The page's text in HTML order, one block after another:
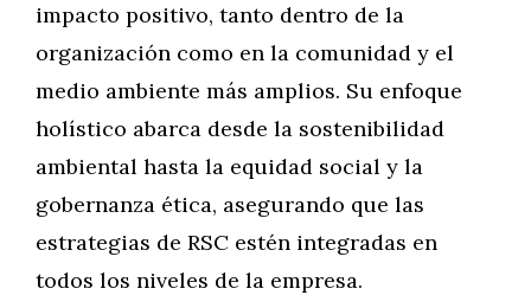
impacto positivo, tanto dentro de la
organización como en la comunidad y el
medio ambiente más amplios. Su enfoque
holístico abarca desde la sostenibilidad
ambiental hasta la equidad social y la
gobernanza ética, asegurando que las
estrategias de RSC estén integradas en
todos los niveles de la empresa.